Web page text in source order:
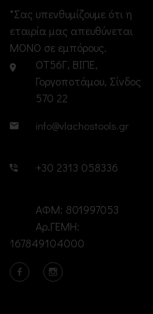
*Σας υπενθυμίζουμε ότι η
εταιρία μας απευθύνεται
ΜΟΝΟ σε εμπόρους.
ΟΤ56Γ, ΒΙΠΕ,
Γοργοποτάμου, Σίνδος
570 22
info@vlachostools.gr
+30 2313 058336
ΑΦΜ: 801997053
Αρ.ΓΕΜΗ:
167849104000